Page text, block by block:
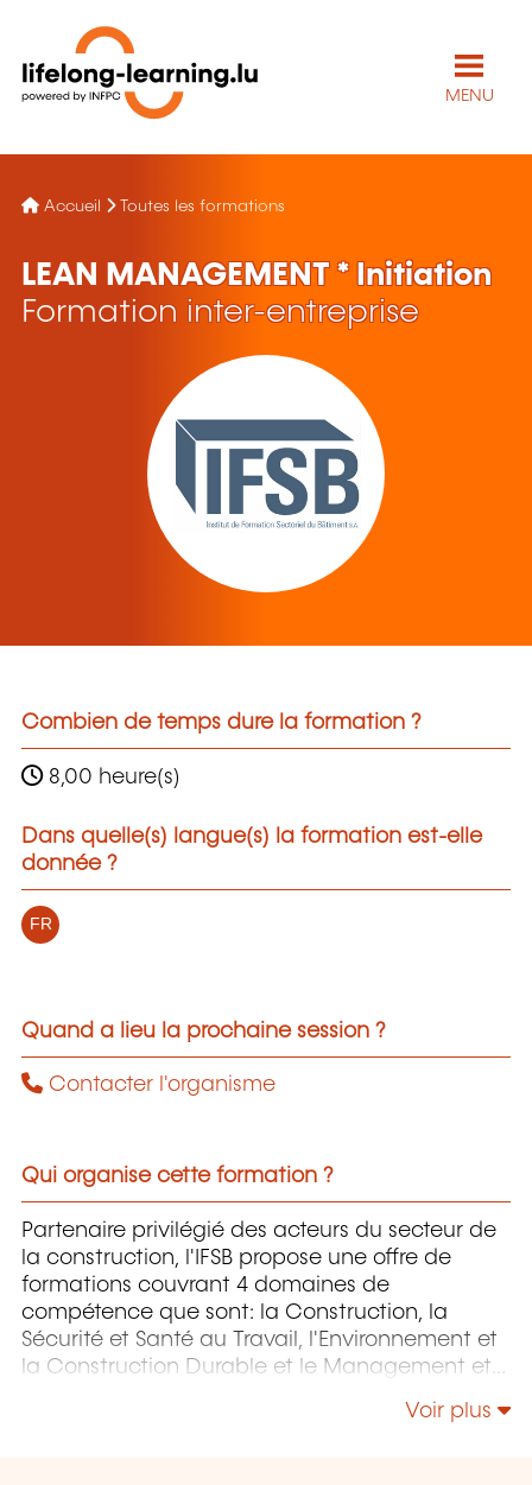
MENU
Accueil Toutes les formations
LEAN MANAGEMENT * Initiation
Formation inter-entreprise
Combien de temps dure la formation ?
8,00 heure(s)
Dans quelle(s) langue(s) la formation est-elle
donnée ?
FR
Quand a lieu la prochaine session ?
Contacter l'organisme
Qui organise cette formation ?
Partenaire privilégié des acteurs du secteur de
la construction, l'IFSB propose une offre de
formations couvrant 4 domaines de
compétence que sont: la Construction, la
Sécurité et Santé au Travail, l'Environnement et
la Construction Durable et le Management et
Voir plus